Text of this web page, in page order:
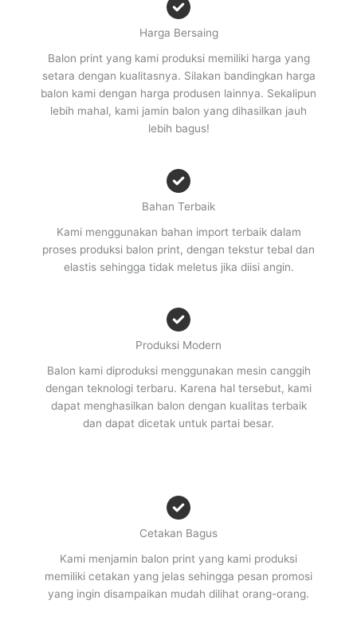
Harga Bersaing
Balon print yang kami produksi memiliki harga yang
setara dengan kualitasnya. Silakan bandingkan harga
balon kami dengan harga produsen lainnya. Sekalipun
lebih mahal, kami jamin balon yang dihasilkan jauh
lebih bagus!
Bahan Terbaik
Kami menggunakan bahan import terbaik dalam
proses produksi balon print, dengan tekstur tebal dan
elastis sehingga tidak meletus jika diisi angin.
Produksi Modern
Balon kami diproduksi menggunakan mesin canggih
dengan teknologi terbaru. Karena hal tersebut, kami
dapat menghasilkan balon dengan kualitas terbaik
dan dapat dicetak untuk partai besar.
Cetakan Bagus
Kami menjamin balon print yang kami produksi
memiliki cetakan yang jelas sehingga pesan promosi
yang ingin disampaikan mudah dilihat orang-orang.